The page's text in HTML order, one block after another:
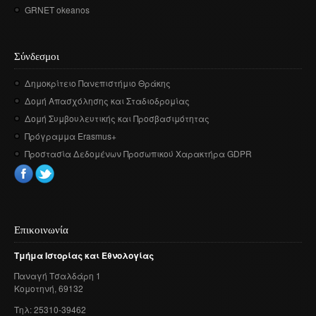
GRNET okeanos
Σύνδεσμοι
Δημοκρίτειο Πανεπιστήμιο Θράκης
Δομή Απασχόλησης και Σταδιοδρομίας
Δομή Συμβουλευτικής και Προσβασιμότητας
Πρόγραμμα Erasmus+
Προστασία Δεδομένων Προσωπικού Χαρακτήρα GDPR
Επικοινωνία
ΤμήμαΙστορίαςκαι Εθνολογίας
Παναγή Τσαλδάρη 1
Κομοτηνή, 69132
Τηλ: 25310-39462